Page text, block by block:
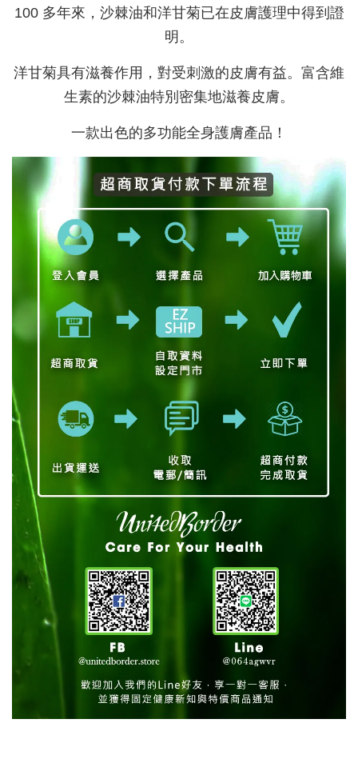
100 多年來，沙棘油和洋甘菊已在皮膚護理中得到證
明。
洋甘菊具有滋養作用，對受刺激的皮膚有益。富含維
生素的沙棘油特別密集地滋養皮膚。
一款出色的多功能全身護膚產品！